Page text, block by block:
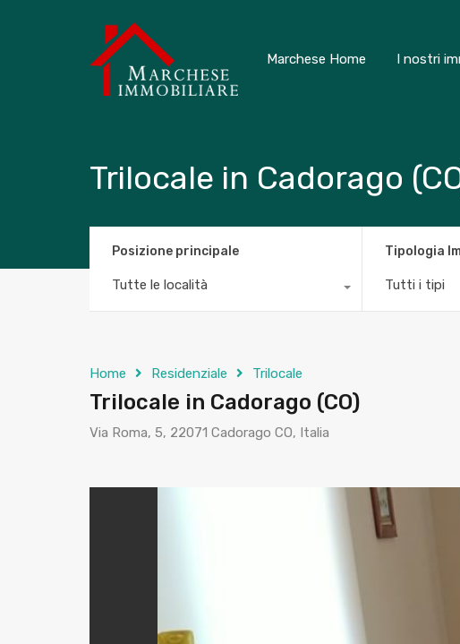
Marchese Home I nostri
Trilocale in Cadorago
Posizione principale
Tutte le località
Tipologia
Tutti i tipi
Home Residenziale Trilocale
Trilocale in Cadorago (CO)
Via Roma, 5, 22071 Cadorago CO, Italia